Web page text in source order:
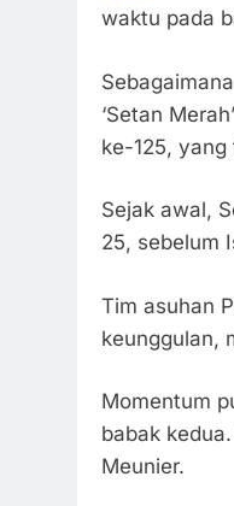
waktu pada
‘Setan
ke-125,
Sejak awal,
25, sebelum
Tim asuhan
keunggulan,
Momentum
babak
Meunier.